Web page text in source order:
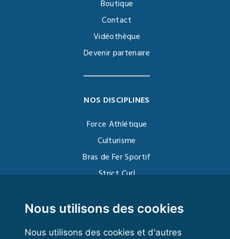
Nous utilisons des cookies
Nous utilisons des cookies et d'autres
Boutique
Contact
Vidéothèque
Devenir partenaire
NOS DISCIPLINES
Force Athlétique
Culturisme
Bras de Fer Sportif
Strict Curl
Kettlebell